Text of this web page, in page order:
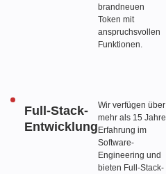
brandneuen
Token mit
anspruchsvollen
Funktionen.
Full-Stack-
Entwicklung
Wir verfügen über
mehr als 15 Jahre
Erfahrung im
Software-
Engineering und
bieten Full-Stack-